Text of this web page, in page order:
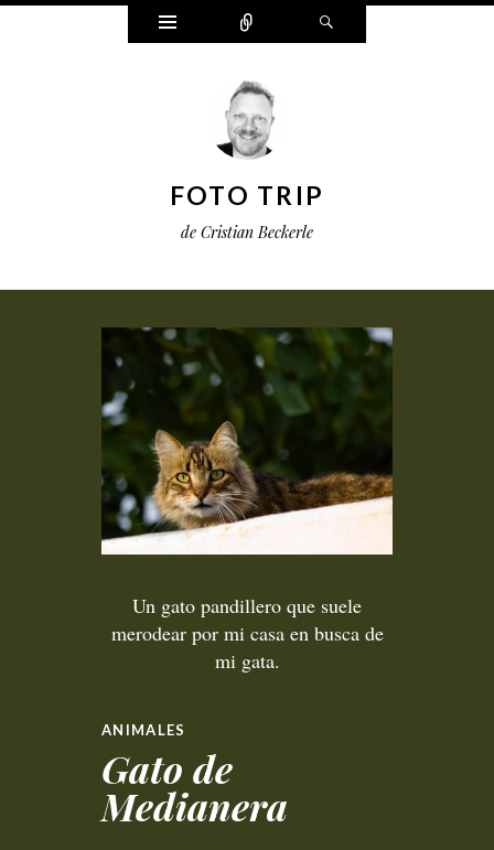
Widgets Connect
FOTO TRIP
de Cristian Beckerle
Un gato pandillero que suele
merodear por mi casa en busca de
mi gata.
ANIMALES
Gato de
Medianera